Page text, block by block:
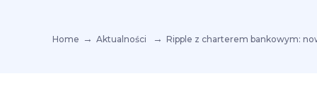
Home Aktualności Ripple z charterem bankowym: